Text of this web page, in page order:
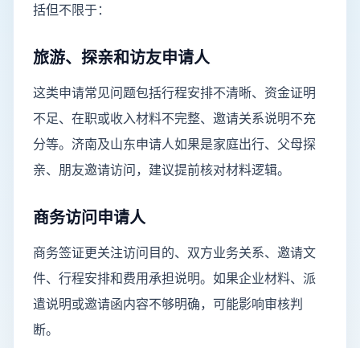
括但不限于：
旅游、探亲和访友申请人
这类申请常见问题包括行程安排不清晰、资金证明
不足、在职或收入材料不完整、邀请关系说明不充
分等。济南及山东申请人如果是家庭出行、父母探
亲、朋友邀请访问，建议提前核对材料逻辑。
商务访问申请人
商务签证更关注访问目的、双方业务关系、邀请文
件、行程安排和费用承担说明。如果企业材料、派
遣说明或邀请函内容不够明确，可能影响审核判
断。